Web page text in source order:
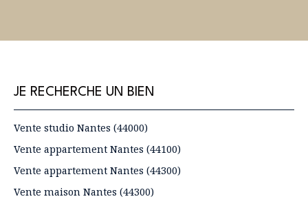
JE RECHERCHE UN BIEN
Vente studio Nantes (44000)
Vente appartement Nantes (44100)
Vente appartement Nantes (44300)
Vente maison Nantes (44300)